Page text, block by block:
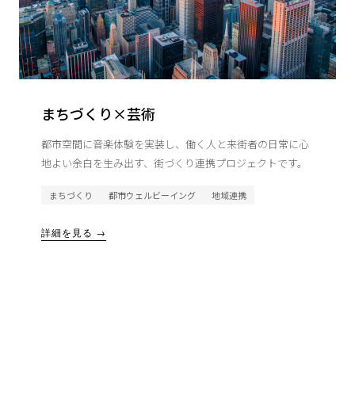
まちづくり×芸術
都市空間に音楽体験を実装し、働く人と来街者の日常に心
地よい余白を生み出す、街づくり連携プロジェクトです。
まちづくり 都市ウェルビーイング 地域連携
詳細を見る →